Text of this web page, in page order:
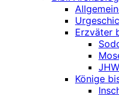
Erzväter
Könige